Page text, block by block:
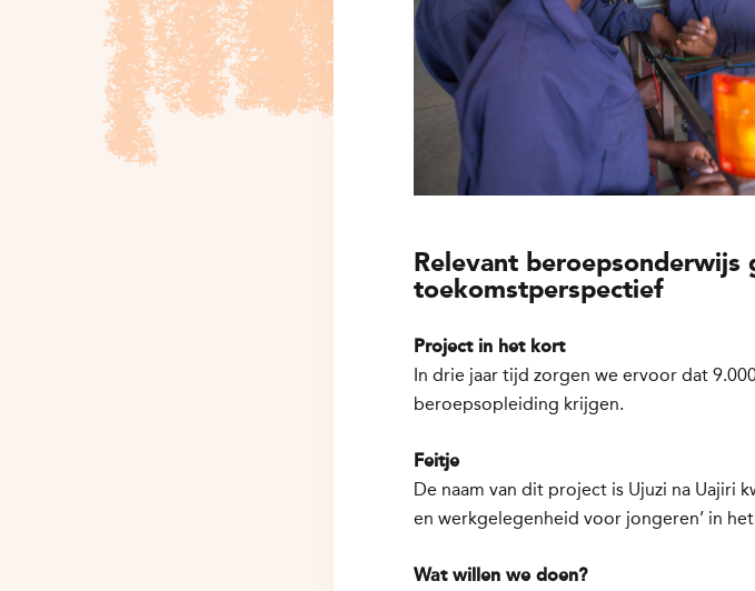
Relevant
toekomstperspectief
Project in het kort
In drie jaar tijd zorgen we ervoor dat
beroepsopleiding krijgen.
Feitje
De naam van dit project is Ujuzi na Uajiri
en werkgelegenheid voor jongeren’ in het
Wat willen we doen?